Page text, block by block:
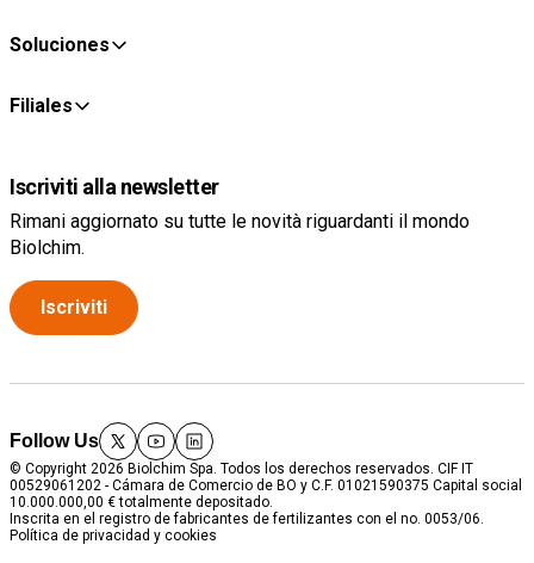
Soluciones
Filiales
Iscriviti alla newsletter
Rimani aggiornato su tutte le novità riguardanti il mondo
Biolchim.
Iscriviti
Follow Us
twitteryoutubelinkedin
© Copyright 2026 Biolchim Spa. Todos los derechos reservados. CIF IT
00529061202 - Cámara de Comercio de BO y C.F. 01021590375 Capital social
10.000.000,00 € totalmente depositado.
Inscrita en el registro de fabricantes de fertilizantes con el no. 0053/06.
Política de privacidad y cookies